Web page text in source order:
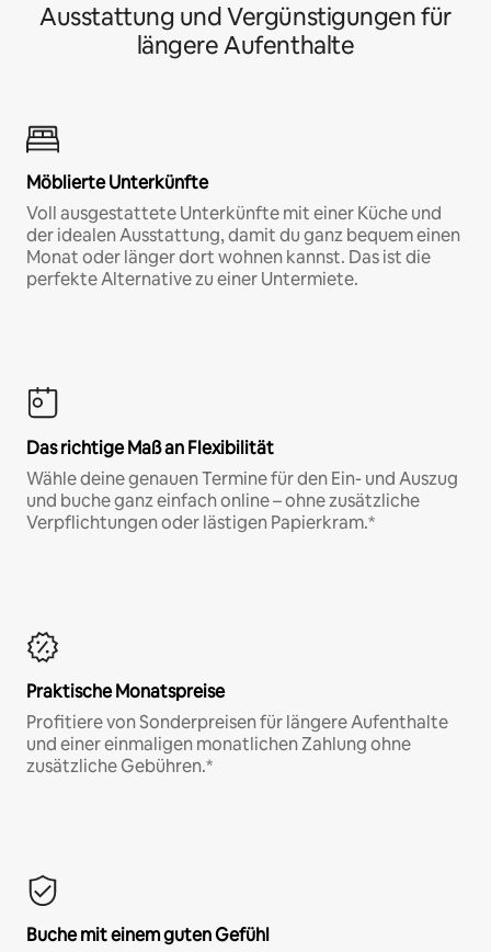
Ausstattung und Vergünstigungen für
längere Aufenthalte
Möblierte Unterkünfte
Voll ausgestattete Unterkünfte mit einer Küche und
der idealen Ausstattung, damit du ganz bequem einen
Monat oder länger dort wohnen kannst. Das ist die
perfekte Alternative zu einer Untermiete.
Das richtige Maß an Flexibilität
Wähle deine genauen Termine für den Ein- und Auszug
und buche ganz einfach online – ohne zusätzliche
Verpflichtungen oder lästigen Papierkram.*
Praktische Monatspreise
Profitiere von Sonderpreisen für längere Aufenthalte
und einer einmaligen monatlichen Zahlung ohne
zusätzliche Gebühren.*
Buche mit einem guten Gefühl